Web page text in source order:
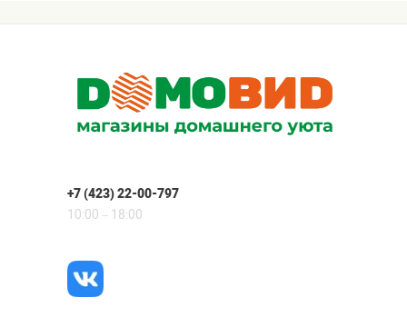
+7 (423) 22-00-797
10:00 – 18:00